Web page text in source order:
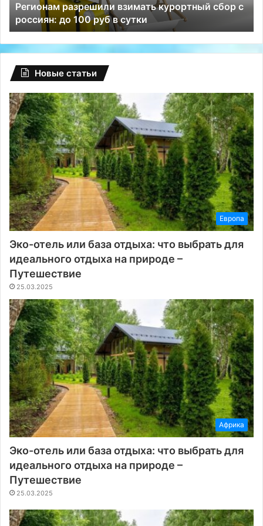
100
руб
в
сутки
Регионам разрешили взимать курортный сбор с
россиян: до 100 руб в сутки
и
Новые статьи
Европа
Эко-отель или база отдыха: что выбрать для
идеального отдыха на природе –
Путешествие
25.03.2025
Африка
Эко-отель или база отдыха: что выбрать для
идеального отдыха на природе –
Путешествие
25.03.2025